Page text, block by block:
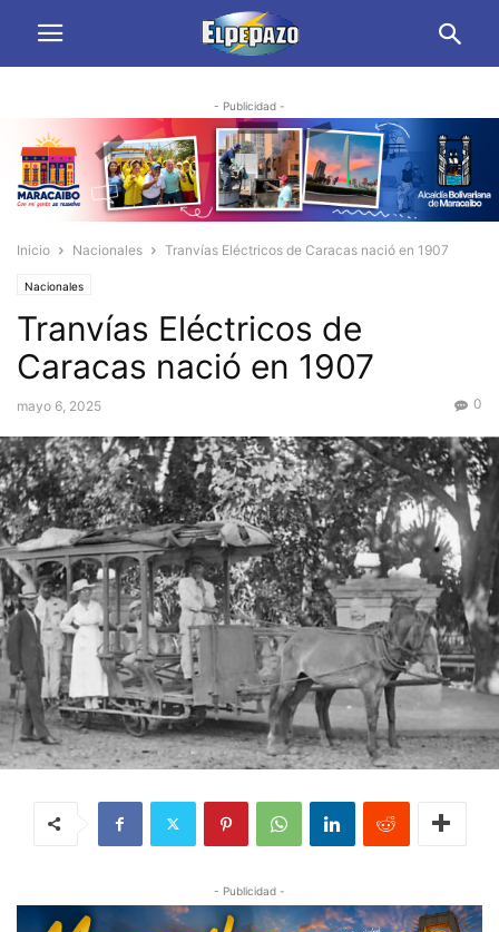
- Publicidad -
Inicio Nacionales Tranvías Eléctricos de Caracas nació en 1907
Nacionales
Tranvías Eléctricos de
Caracas nació en 1907
mayo 6, 2025 0
- Publicidad -